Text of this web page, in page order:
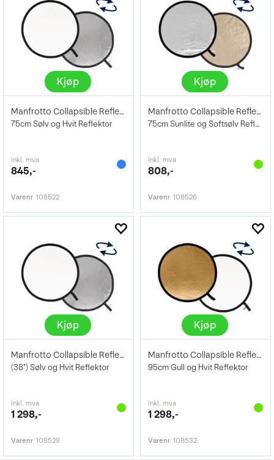
Kjøp
Manfrotto Collapsible Reflector 75cm
75cm Sølv og Hvit Reflektor
inkl. mva
845,-
Varenr 108522
Kjøp
Manfrotto Collapsible Reflector 75cm
75cm Sunlite og Softsølv Reflektor
inkl. mva
808,-
Varenr 108526
Kjøp
Manfrotto Collapsible Reflector 95cm
(38") Sølv og Hvit Reflektor
inkl. mva
1 298,-
Varenr 108529
Kjøp
Manfrotto Collapsible Reflector 95cm
95cm Gull og Hvit Reflektor
inkl. mva
1 298,-
Varenr 108532